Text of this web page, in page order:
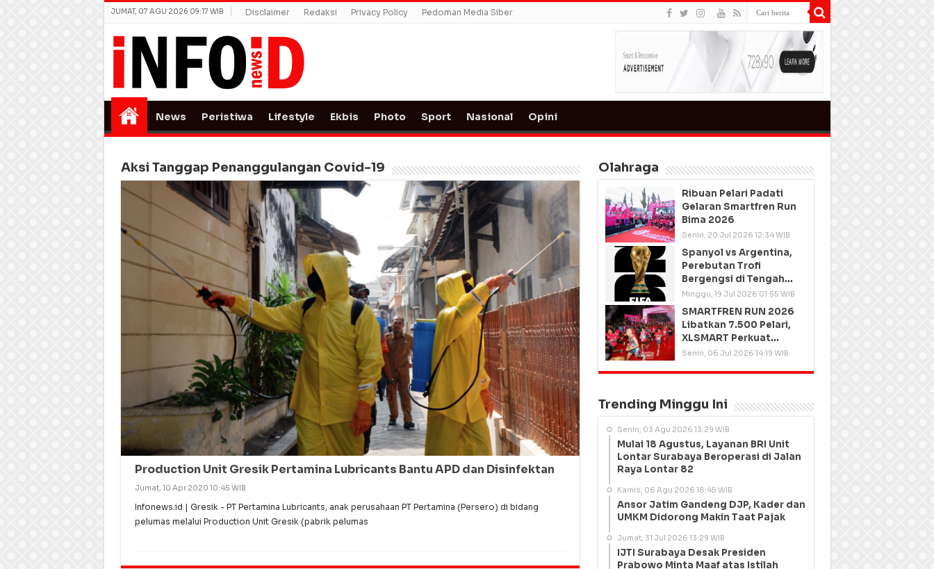
JUMAT, 07 AGU 2026 09:17 WIB Disclaimer Redaksi Privacy Policy Pedoman Media Siber
News Peristiwa Lifestyle Ekbis Photo Sport Nasional Opini
Aksi Tanggap Penanggulangan Covid-19
Production Unit Gresik Pertamina Lubricants Bantu APD dan Disinfektan
Jumat, 10 Apr 2020 10:45 WIB
Infonews.id | Gresik - PT Pertamina Lubricants, anak perusahaan PT Pertamina (Persero) di bidang
pelumas melalui Production Unit Gresik (pabrik pelumas
Olahraga
Ribuan Pelari Padati
Gelaran Smartfren Run
Bima 2026
Senin, 20 Jul 2026 12:34 WIB
Spanyol vs Argentina,
Perebutan Trofi
Bergengsi di Tengah
Semangat Persatuan
Minggu, 19 Jul 2026 01:55 WIB
SMARTFREN RUN 2026
Libatkan 7.500 Pelari,
XLSMART Perkuat
Kedekatan dengan
Senin, 06 Jul 2026 14:19 WIB
Trending Minggu Ini
Senin, 03 Agu 2026 13:29 WIB
Mulai 18 Agustus, Layanan BRI Unit
Lontar Surabaya Beroperasi di Jalan
Raya Lontar 82
Kamis, 06 Agu 2026 18:45 WIB
Ansor Jatim Gandeng DJP, Kader dan
UMKM Didorong Makin Taat Pajak
Jumat, 31 Jul 2026 13:29 WIB
IJTI Surabaya Desak Presiden
Prabowo Minta Maaf atas Istilah